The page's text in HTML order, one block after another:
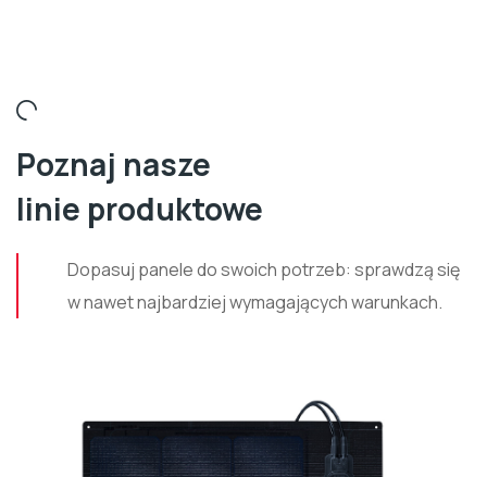
Poznaj nasze
linie produktowe
Dopasuj panele do swoich potrzeb: sprawdzą się
w nawet najbardziej wymagających warunkach.